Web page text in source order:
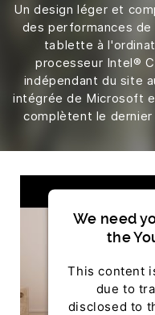
Un design léger et
des performances
tablette à
processeur Intel®
indépendant du site
intégrée de Microsoft
complètent le
We need
the
This content
due to
disclosed to